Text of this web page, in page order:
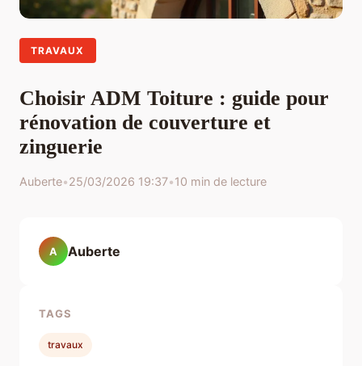
TRAVAUX
Choisir ADM Toiture : guide pour
rénovation de couverture et
zinguerie
Auberte•25/03/2026 19:37•10 min de lecture
A Auberte
TAGS
travaux